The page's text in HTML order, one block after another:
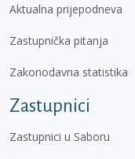
Aktualna prijepodneva
Zastupnička pitanja
Zakonodavna statistika
Zastupnici
Zastupnici u Saboru